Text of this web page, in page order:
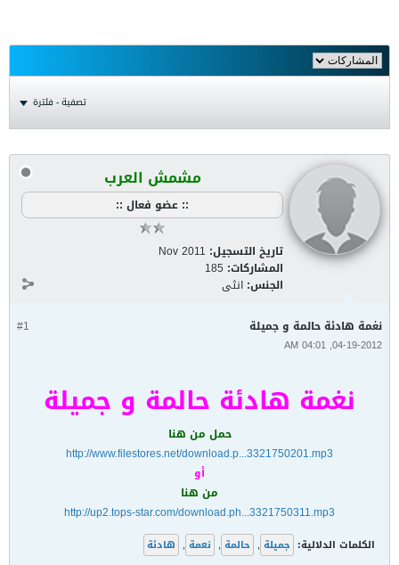
تصفية - فلترة
مشمش العرب
:: عضو فعال ::
تاريخ التسجيل: Nov 2011
المشاركات: 185
الجنس: انثى
#1 نغمة هادئة حالمة و جميلة
04-19-2012, 04:01 AM
نغمة هادئة حالمة و جميلة
حمل من هنا
http://www.filestores.net/download.p...3321750201.mp3
أو
من هنا
http://up2.tops-star.com/download.ph...3321750311.mp3
الكلمات الدلالية: جميلة , حالمة , نعمة , هادئة